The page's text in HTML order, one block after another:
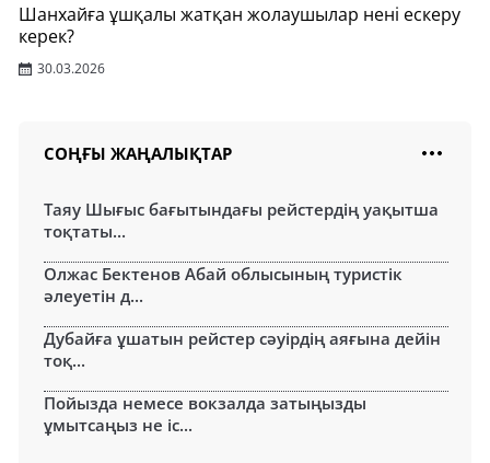
Шанхайға ұшқалы жатқан жолаушылар нені ескеру
керек?
30.03.2026
СОҢҒЫ ЖАҢАЛЫҚТАР
Таяу Шығыс бағытындағы рейстердің уақытша
тоқтаты...
Олжас Бектенов Абай облысының туристік
әлеуетін д...
Дубайға ұшатын рейстер сәуірдің аяғына дейін
тоқ...
Пойызда немесе вокзалда затыңызды
ұмытсаңыз не іс...